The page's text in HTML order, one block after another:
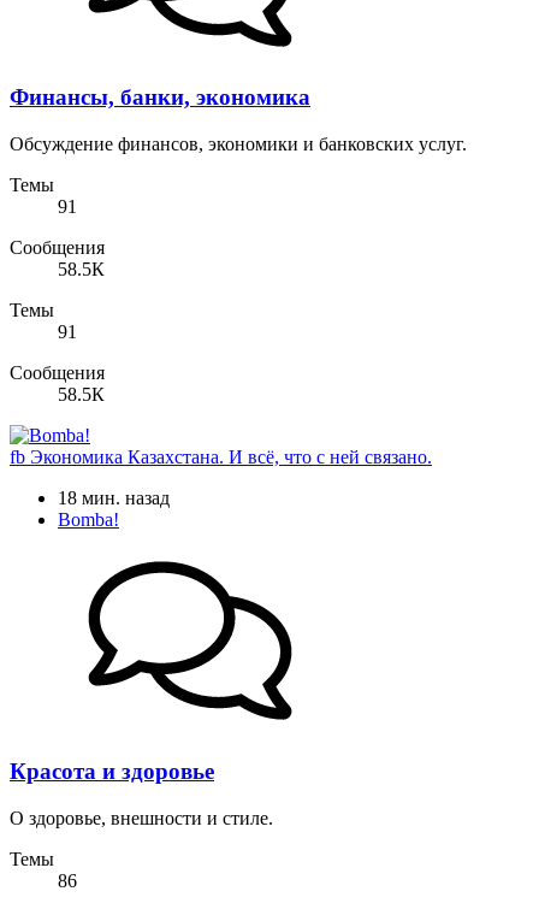
Финансы, банки, экономика
Обсуждение финансов, экономики и банковских услуг.
Темы
91
Сообщения
58.5К
Темы
91
Сообщения
58.5К
fb Экономика Казахстана. И всё, что с ней связано.
18 мин. назад
Bomba!
Красота и здоровье
О здоровье, внешности и стиле.
Темы
86